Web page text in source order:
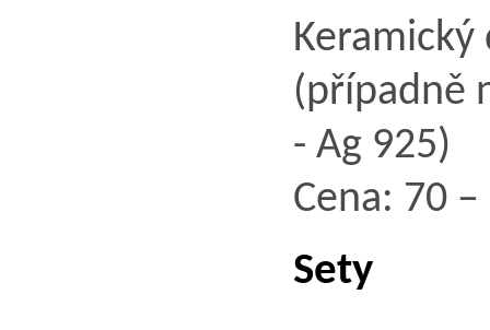
(případně
- Ag 925)
Cena: 70
Sety